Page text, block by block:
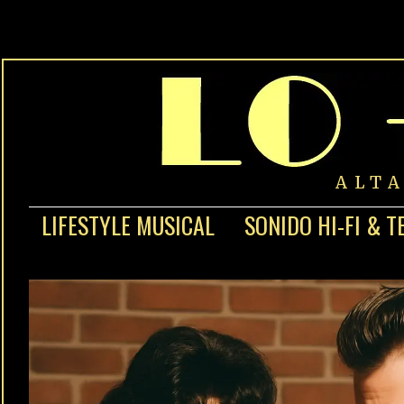
LIFESTYLE MUSICAL SONIDO HI-FI &